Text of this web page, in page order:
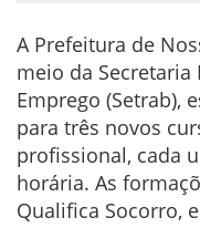
A Prefeitura de
meio da
Emprego (Setrab),
para três novos
profissional, cada
horária. As
Qualifica Socorro,